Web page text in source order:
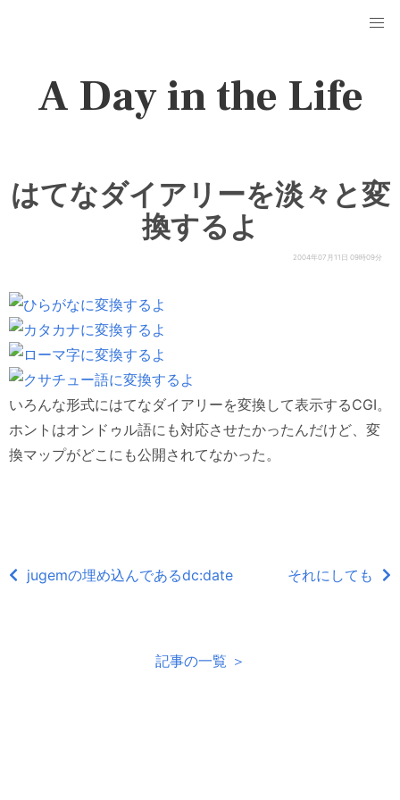
A Day in the Life
はてなダイアリーを淡々と変
換するよ
2004年07月11日 09時09分
いろんな形式にはてなダイアリーを変換して表示するCGI。
ホントはオンドゥル語にも対応させたかったんだけど、変
換マップがどこにも公開されてなかった。
jugemの埋め込んであるdc:date それにしても
記事の一覧 ＞